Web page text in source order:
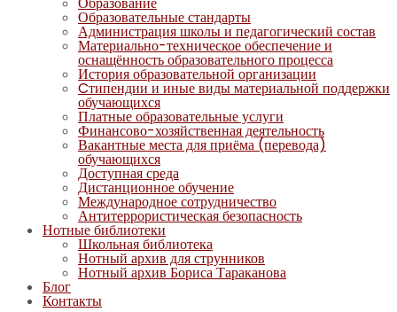
Образовательные стандарты
Администрация школы и педагогический состав
Материально-техническое обеспечение и
оснащённость образовательного процесса
История образовательной организации
Cтипендии и иные виды материальной поддержки
обучающихся
Платные образовательные услуги
Финансово-хозяйственная деятельность
Вакантные места для приёма (перевода)
обучающихся
Доступная среда
Дистанционное обучение
Международное сотрудничество
Антитеррористическая безопасность
Нотные библиотеки
Школьная библиотека
Нотный архив для струнников
Нотный архив Бориса Тараканова
Блог
Контакты